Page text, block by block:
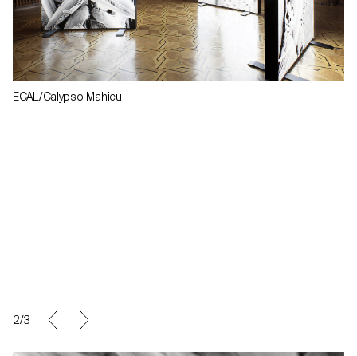
ECAL/Calypso Mahieu
2/3